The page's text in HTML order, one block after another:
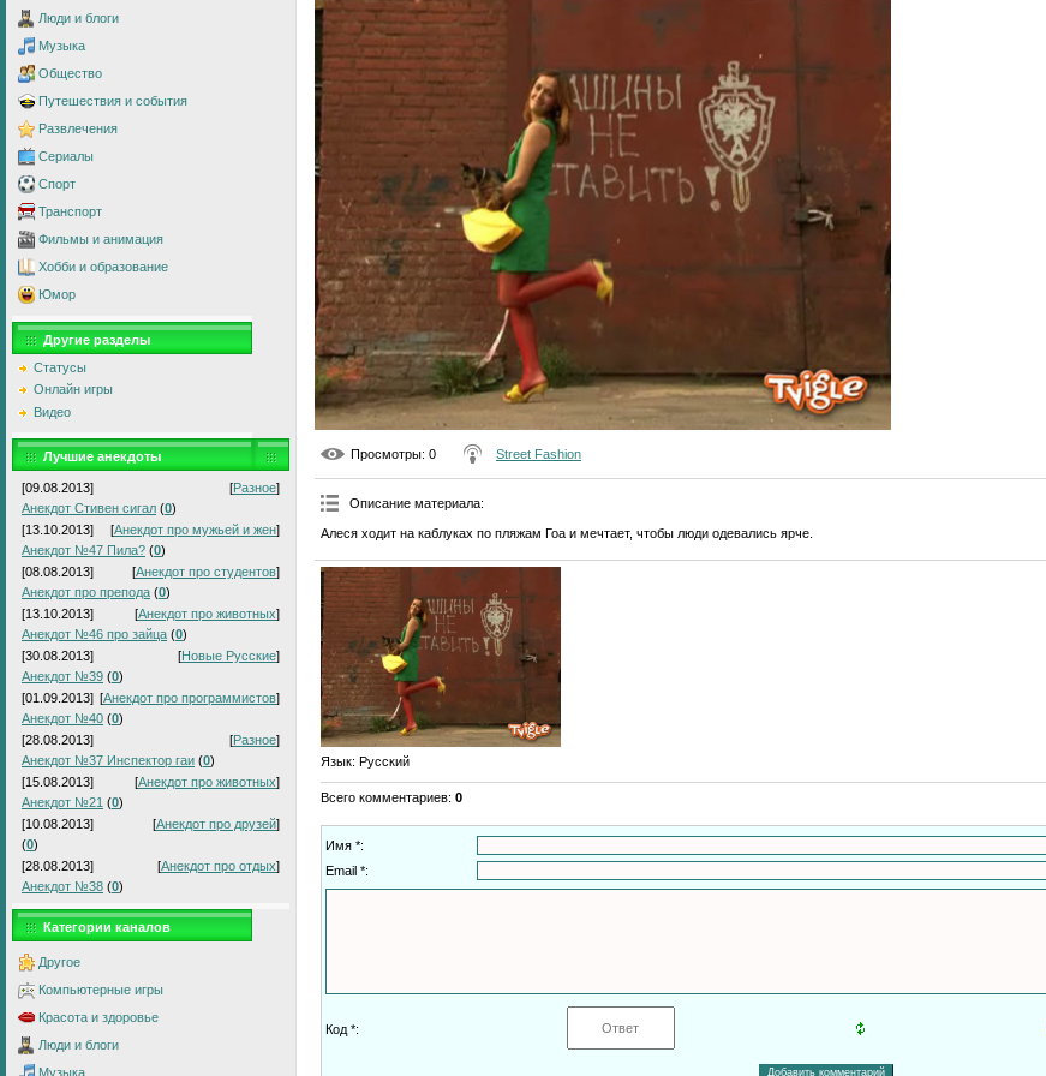
Люди и блоги
Музыка
Общество
Путешествия и события
Развлечения
Сериалы
Спорт
Транспорт
Фильмы и анимация
Хобби и образование
Юмор
Другие разделы
Статусы
Онлайн игры
Видео
Лучшие анекдоты
[09.08.2013] [Разное]
Анекдот Стивен сигал (0)
[13.10.2013]
[Анекдот про мужьей и жен]
Анекдот №47 Пила? (0)
[08.08.2013]
[Анекдот про студентов]
Анекдот про препода (0)
[13.10.2013]
[Анекдот про животных]
Анекдот №46 про зайца (0)
[30.08.2013]
[Новые Русские]
Анекдот №39 (0)
[01.09.2013] [Анекдот про программистов]
Анекдот №40 (0)
[28.08.2013]
[Разное]
Анекдот №37 Инспектор гаи (0)
[15.08.2013]
[Анекдот про животных]
Анекдот №21 (0)
[10.08.2013]
[Анекдот про друзей]
(0)
[28.08.2013]
[Анекдот про отдых]
Анекдот №38 (0)
Категории каналов
Другое
Компьютерные игры
Красота и здоровье
Люди и блоги
Музыка
Просмотры: 0 Street Fashion
Описание материала:
Алеся ходит на каблуках по пляжам Гоа и мечтает, чтобы люди одевались ярче.
Язык: Русский
Всего комментариев: 0
Имя *:
Email *:
Код *: